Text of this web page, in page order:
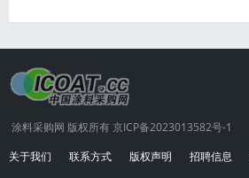
涂料采购网 版权所有 京ICP备2023013582号-1
关于我们
联系方式 版权声明 招聘信息